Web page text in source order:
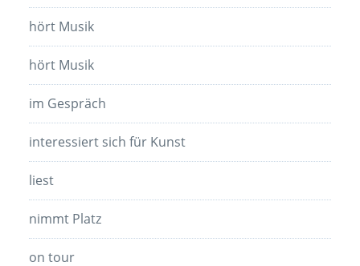
hört Musik
hört Musik
im Gespräch
interessiert sich für Kunst
liest
nimmt Platz
on tour